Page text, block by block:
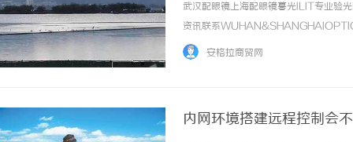
武汉配眼镜上海配眼镜暮光ILIT专业验
资讯联系
品牌，现于武汉与上海设有4家门店。
安格拉商贸网
内网环境搭建远程控制会